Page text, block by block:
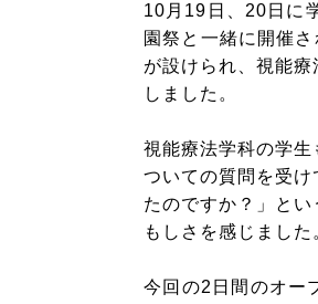
10月19日、20日に
園祭と一緒に開催
が設けられ、視能
しました。
視能療法学科の学
ついての質問を受
たのですか？」と
もしさを感じました
今回の2日間のオー